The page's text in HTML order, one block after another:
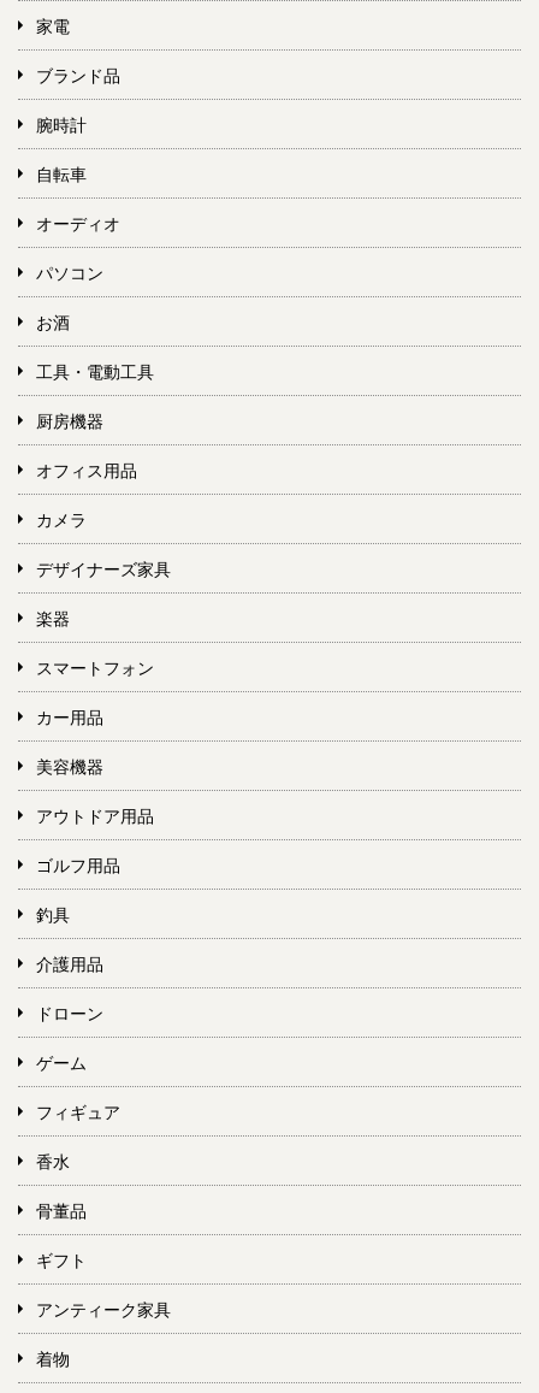
家電
ブランド品
腕時計
自転車
オーディオ
パソコン
お酒
工具・電動工具
厨房機器
オフィス用品
カメラ
デザイナーズ家具
楽器
スマートフォン
カー用品
美容機器
アウトドア用品
ゴルフ用品
釣具
介護用品
ドローン
ゲーム
フィギュア
香水
骨董品
ギフト
アンティーク家具
着物